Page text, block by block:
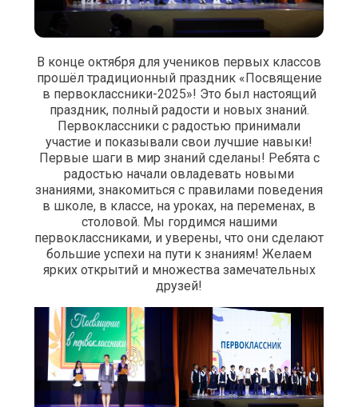
В конце октября для учеников первых классов
прошёл традиционный праздник «Посвящение
в первоклассники-2025»! Это был настоящий
праздник, полный радости и новых знаний.
Первоклассники с радостью принимали
участие и показывали свои лучшие навыки!
Первые шаги в мир знаний сделаны! Ребята с
радостью начали овладевать новыми
знаниями, знакомиться с правилами поведения
в школе, в классе, на уроках, на переменах, в
столовой. Мы гордимся нашими
первоклассниками, и уверены, что они сделают
большие успехи на пути к знаниям! Желаем
ярких открытий и множества замечательных
друзей!